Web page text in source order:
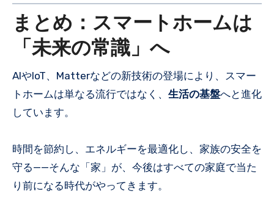
まとめ：スマートホームは
「未来の常識」へ
AIやIoT、Matterなどの新技術の登場により、スマー
トホームは単なる流行ではなく、 生活の基盤へと進化
しています。
時間を節約し、エネルギーを最適化し、家族の安全を
守る——そんな「家」が、今後はすべての家庭で当た
り前になる時代がやってきます。